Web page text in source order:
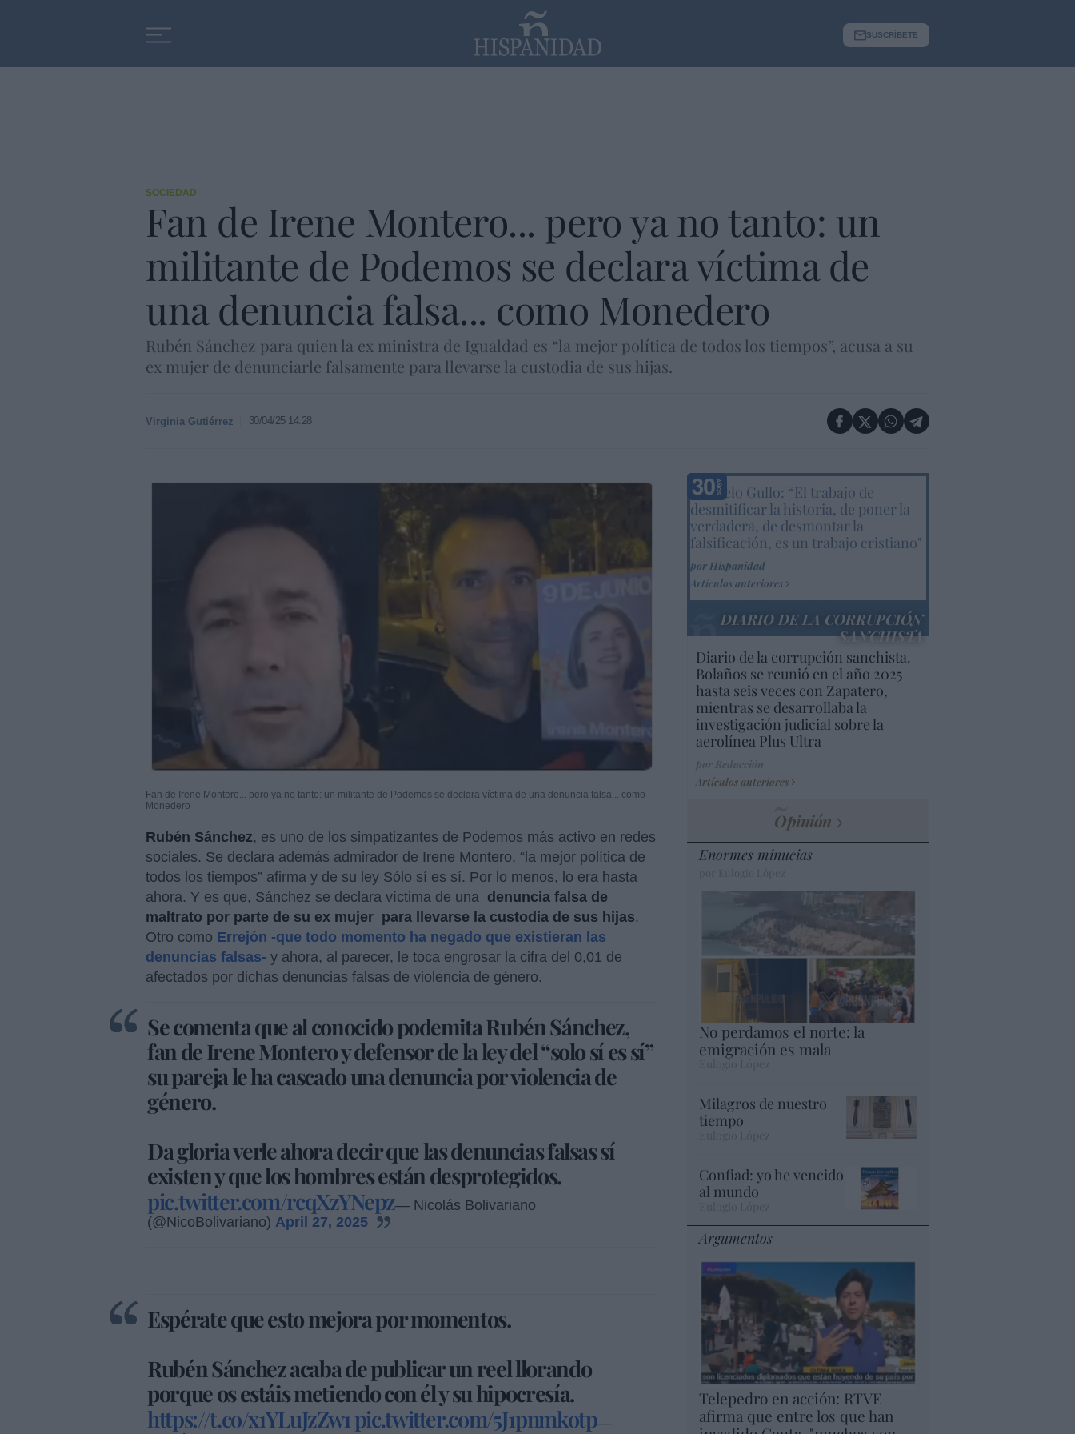
SUSCRÍBETE
SOCIEDAD
Fan de Irene Montero... pero ya no tanto: un
militante de Podemos se declara víctima de
una denuncia falsa... como Monedero
Rubén Sánchez para quien la ex ministra de Igualdad es “la mejor política de todos los tiempos”, acusa a su
ex mujer de denunciarle falsamente para llevarse la custodia de sus hijas.
Virginia Gutiérrez 30/04/25 14:28
Fan de Irene Montero... pero ya no tanto: un militante de Podemos se declara víctima de una denuncia falsa... como
Monedero
Rubén Sánchez, es uno de los simpatizantes de Podemos más activo en redes
sociales. Se declara además admirador de Irene Montero, “la mejor política de
todos los tiempos” afirma y de su ley Sólo sí es sí. Por lo menos, lo era hasta
ahora. Y es que, Sánchez se declara víctima de una denuncia falsa de
maltrato por parte de su ex mujer para llevarse la custodia de sus hijas.
Otro como Errejón -que todo momento ha negado que existieran las
denuncias falsas- y ahora, al parecer, le toca engrosar la cifra del 0,01 de
afectados por dichas denuncias falsas de violencia de género.
Se comenta que al conocido podemita Rubén Sánchez,
fan de Irene Montero y defensor de la ley del “solo sí es sí”
su pareja le ha cascado una denuncia por violencia de
género.
Da gloria verle ahora decir que las denuncias falsas sí
existen y que los hombres están desprotegidos.
pic.twitter.com/rcqXzYNepz— Nicolás Bolivariano
(@NicoBolivariano) April 27, 2025
Espérate que esto mejora por momentos.
Rubén Sánchez acaba de publicar un reel llorando
porque os estáis metiendo con él y su hipocresía.
https://t.co/x1YLuJzZw1pic.twitter.com/5J1pnmkotp—
Marcelo Gullo: “El trabajo de
desmitificar la historia, de poner la
verdadera, de desmontar la
falsificación, es un trabajo cristiano"
por Hispanidad
Artículos anteriores
DIARIO DE LA CORRUPCIÓN
SANCHISTA
Diario de la corrupción sanchista.
Bolaños se reunió en el año 2025
hasta seis veces con Zapatero,
mientras se desarrollaba la
investigación judicial sobre la
aerolínea Plus Ultra
Artículos anteriores
Opinión
Enormes minucias
No perdamos el norte: la
emigración es mala
Eulogio López
Milagros de nuestro
tiempo
Confiad: yo he vencido
al mundo
Argumentos
Telepedro en acción: RTVE
afirma que entre los que han